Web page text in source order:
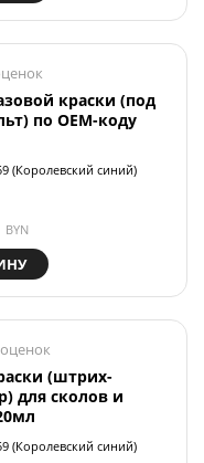
краски (под
по OEM-коду
(Королевский синий)
BYN
(штрих-
для сколов и
(Королевский синий)